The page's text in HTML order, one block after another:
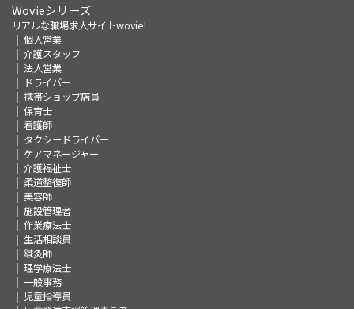
Wovieシリーズ
リアルな職場求人サイトwovie!
個人営業
介護スタッフ
法人営業
ドライバー
携帯ショップ店員
保育士
看護師
タクシードライバー
ケアマネージャー
介護福祉士
柔道整復師
美容師
施設管理者
作業療法士
生活相談員
鍼灸師
理学療法士
一般事務
児童指導員